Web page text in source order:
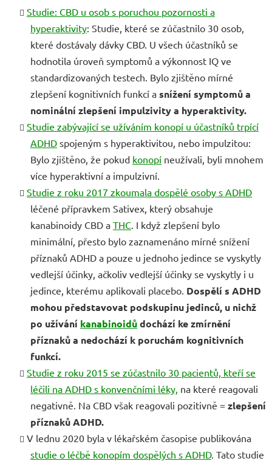
Studie: CBD u osob s poruchou pozornosti a
hyperaktivity: Studie, které se zúčastnilo 30 osob,
které dostávaly dávky CBD. U všech účastníků se
hodnotila úroveň symptomů a výkonnost IQ ve
standardizovaných testech. Bylo zjištěno mírné
zlepšení kognitivních funkcí a snížení symptomů a
nominální zlepšení impulzivity a hyperaktivity.
Studie zabývající se užíváním konopí u účastníků trpící
ADHD spojeným s hyperaktivitou, nebo impulzitou:
Bylo zjištěno, že pokud konopí neužívali, byli mnohem
více hyperaktivní a impulzivní.
Studie z roku 2017 zkoumala dospělé osoby s ADHD
léčené přípravkem Sativex, který obsahuje
kanabinoidy CBD a THC. I když zlepšení bylo
minimální, přesto bylo zaznamenáno mírné snížení
příznaků ADHD a pouze u jednoho jedince se vyskytly
vedlejší účinky, ačkoliv vedlejší účinky se vyskytly i u
jedince, kterému aplikovali placebo. Dospělí s ADHD
mohou představovat podskupinu jedinců, u nichž
po užívání kanabinoidůdochází ke zmírnění
příznaků a nedochází k poruchám kognitivních
funkcí.
Studie z roku 2015 se zúčastnilo 30 pacientů, kteří se
léčili na ADHD s konvenčními léky, na které reagovali
negativně. Na CBD však reagovali pozitivně = zlepšení
příznaků ADHD.
V lednu 2020 byla v lékařském časopise publikována
studie o léčbě konopím dospělých s ADHD. Tato studie